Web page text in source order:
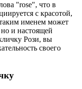
"rose", что в
с красотой,
именем может
и настоящей
Рози, вы
своего